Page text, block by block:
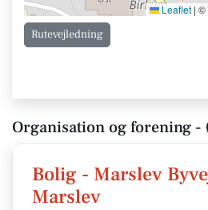
Leaflet | ©
Rutevejledning
Organisation og forening
Bolig - Marslev
Marslev